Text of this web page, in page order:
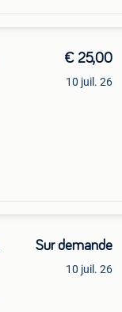
€ 25,00
10 juil. 26
Sur demande
10 juil. 26